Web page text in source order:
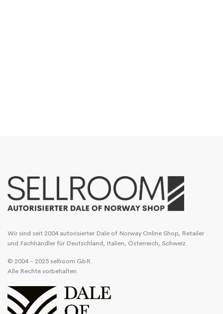
Wir sind seit 2004 autorisierter Dale of Norway Online Shop, Retailer
und Fachhändler für Deutschland, Italien, Österreich, Schweiz.
© 2004 - 2025 sellroom GbR.
Alle Rechte vorbehalten.